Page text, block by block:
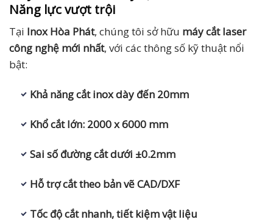
Năng lực vượt trội
Tại Inox Hòa Phát, chúng tôi sở hữu máy cắt laser
công nghệ mới nhất, với các thông số kỹ thuật nổi
bật:
Khả năng cắt inox dày đến 20mm
Khổ cắt lớn: 2000 x 6000 mm
Sai số đường cắt dưới ±0.2mm
Hỗ trợ cắt theo bản vẽ CAD/DXF
Tốc độ cắt nhanh, tiết kiệm vật liệu